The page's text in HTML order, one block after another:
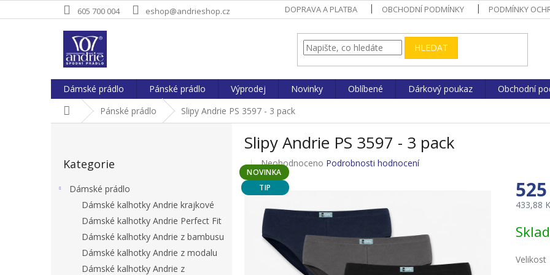
na
605 700 004 eshop@andrieshop.cz DOPRAVA A PLATBA OBCHODNÍ PODMÍNKY PODMÍNKY
HLEDAT
Dámské prádlo Pánské prádlo Výprodej Novinky Oblíbené Dárkový poukaz Obchodní
Domů Pánské prádlo Slipy Andrie PS 3597 - 3 pack
kategorie
Kategorie
Dámské prádlo
Dámské kalhotky Andrie krajkové
Dámské kalhotky Andrie Perfect Fit
Dámské kalhotky Andrie z bambusu
Dámské kalhotky Andrie z modalu
Dámské kalhotky Andrie z
Slipy Andrie PS 3597 - 3 pack
NOVINKA
TIP
Průměrné
hodnocení
produktu
je
0,0
z
5
hvězdiček.
Neohodnoceno Podrobnosti hodnocení
433,88
cena:
Velikost